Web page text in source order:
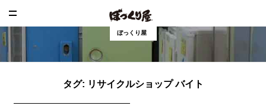
ぼっくり屋
タグ: リサイクルショップ バイト